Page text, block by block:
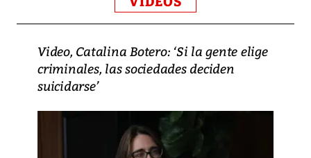
Video, Catalina Botero: ‘Si la gente elige
criminales, las sociedades deciden
suicidarse’